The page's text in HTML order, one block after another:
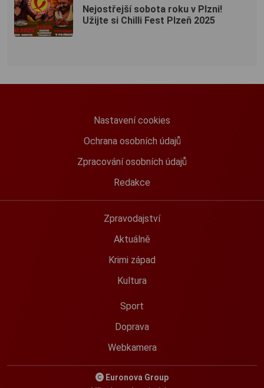
Nejostřejší sobota roku v Plzni!
Užijte si Chilli Fest Plzeň 2025
Nastavení cookies
Ochrana osobních údajů
Zpracování osobních údajů
Redakce
Zpravodajství
Aktuálně
Krimi západ
Kultura
Sport
Doprava
Webkamera
Euronova Group